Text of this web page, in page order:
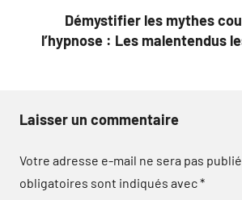
Démystifier les mythes
l’hypnose : Les malentendus
Laisser un commentaire
Votre adresse e-mail ne sera pas
obligatoires sont indiqués avec*